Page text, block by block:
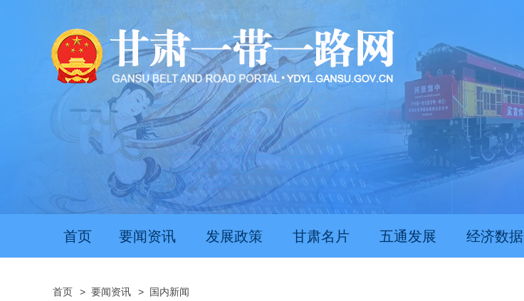
推动经济持续向新向优向好发展
首页 要闻资讯 发展政策 甘肃名片 五通发展 经济数据
首页 > 要闻资讯 > 国内新闻